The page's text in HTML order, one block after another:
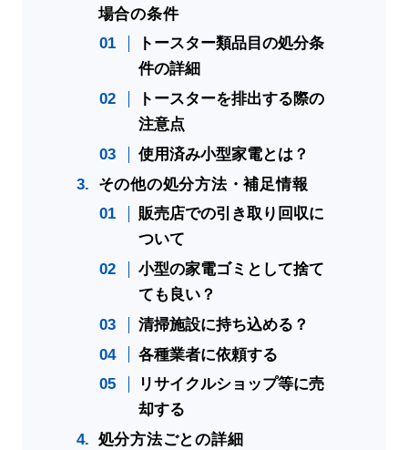
場合の条件
トースター類品目の処分条
件の詳細
トースターを排出する際の
注意点
使用済み小型家電とは？
その他の処分方法・補足情報
販売店での引き取り回収に
ついて
小型の家電ゴミとして捨て
ても良い？
清掃施設に持ち込める？
各種業者に依頼する
リサイクルショップ等に売
却する
処分方法ごとの詳細